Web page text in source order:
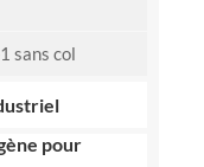
sans col
pour